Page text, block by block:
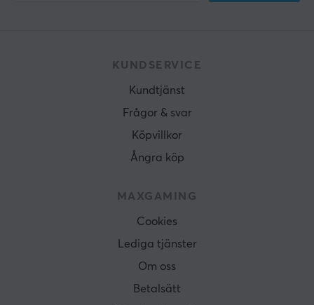
KUNDSERVICE
Kundtjänst
Frågor & svar
Köpvillkor
Ångra köp
MAXGAMING
Cookies
Lediga tjänster
Om oss
Betalsätt